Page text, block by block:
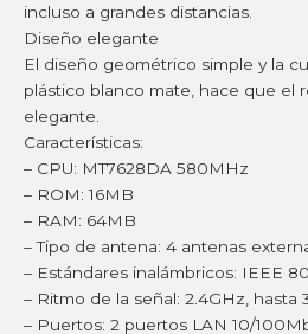
incluso a grandes distancias.
Diseño elegante
El diseño geométrico simple y la
plástico blanco mate, hace que el
elegante.
Características:
– CPU: MT7628DA 580MHz
– ROM: 16MB
– RAM: 64MB
– Tipo de antena: 4 antenas
– Estándares inalámbricos: IEEE
– Ritmo de la señal: 2.4GHz, hasta
– Puertos: 2 puertos LAN 10/